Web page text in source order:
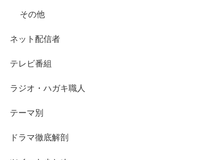
その他
ネット配信者
テレビ番組
ラジオ・ハガキ職人
テーマ別
ドラマ徹底解剖